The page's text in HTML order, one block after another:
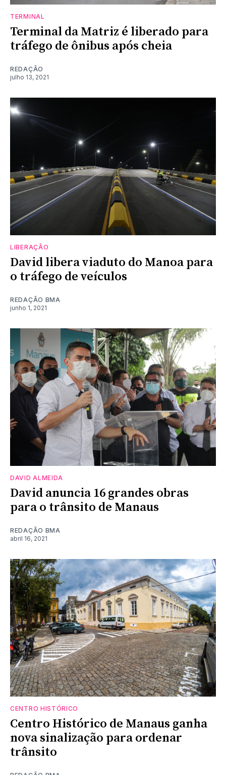
TERMINAL
Terminal da Matriz é liberado para
tráfego de ônibus após cheia
REDAÇÃO
julho 13, 2021
LIBERAÇÃO
David libera viaduto do Manoa para
o tráfego de veículos
REDAÇÃO BMA
junho 1, 2021
DAVID ALMEIDA
David anuncia 16 grandes obras
para o trânsito de Manaus
REDAÇÃO BMA
abril 16, 2021
CENTRO HISTÓRICO
Centro Histórico de Manaus ganha
nova sinalização para ordenar
trânsito